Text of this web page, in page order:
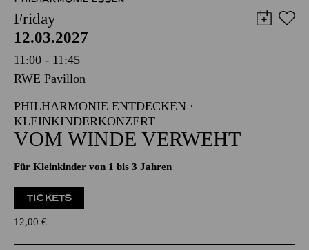
Friday
12.03.2027
11:00 - 11:45
RWE Pavillon
PHILHARMONIE ENTDECKEN ·
KLEINKINDERKONZERT
VOM WINDE VERWEHT
Für Kleinkinder von 1 bis 3 Jahren
TICKETS
12,00 €